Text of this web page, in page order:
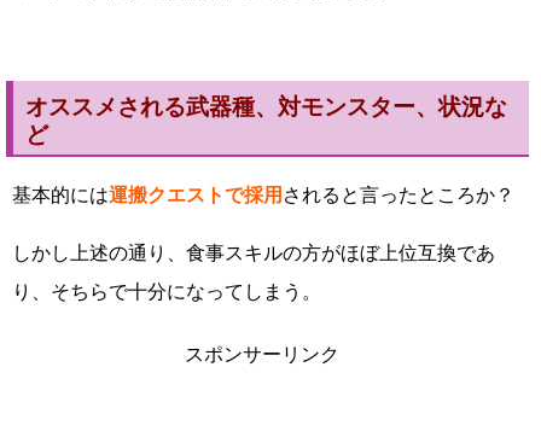
オススメされる武器種、対モンスター、状況な
ど
基本的には運搬クエストで採用 されると言ったところか？
しかし上述の通り、食事スキルの方がほぼ上位互換であ
り、そちらで十分になってしまう。
スポンサーリンク